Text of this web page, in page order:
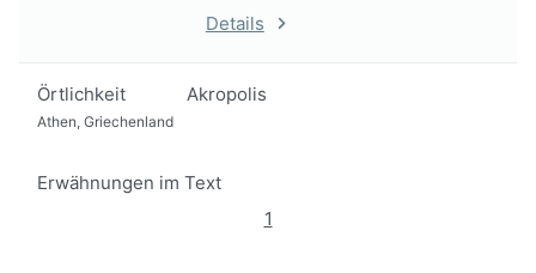
Details
Örtlichkeit Akropolis
Athen, Griechenland
Erwähnungen im Text
1